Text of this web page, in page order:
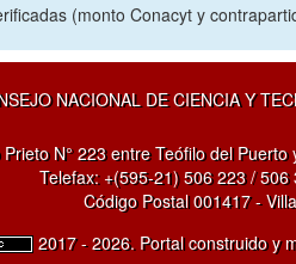
(monto Conacyt y
NACIONAL DE CIENCIA Y
Prieto N° 223 entre Teófilo del Puerto
Telefax: +(595-21) 506 223 / 506
Código Postal 001417 -
2017 - 2026. Portal construido y